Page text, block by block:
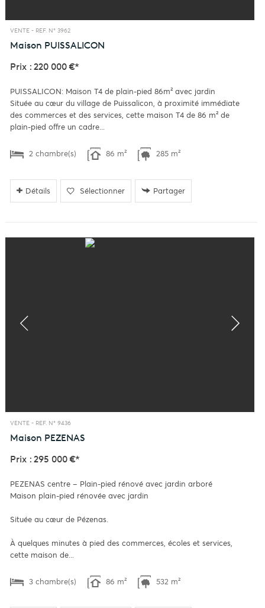
VENTE - REF. N° 3962
Maison PUISSALICON
Prix : 220 000 €*
PUISSALICON: Maison T4 de plain-pied 86m² avec jardin
Située au cœur du village de Puissalicon, à proximité immédiate
des commerces et des services, cette maison T4 de 86 m² de
plain-pied offre un cadre...
2 chambre(s) 86 m² 285 m²
Détails Sélectionner Partager
VENTE - REF. N° 9436
Maison PEZENAS
Prix : 295 000 €*
PEZENAS centre – Plain-pied rénové avec jardin arboré
Maison plain-pied rénovée avec jardin
Située au cœur de Pézenas.
À quelques minutes à pied des commerces, écoles et services,
cette maison de...
3 chambre(s) 86 m² 532 m²